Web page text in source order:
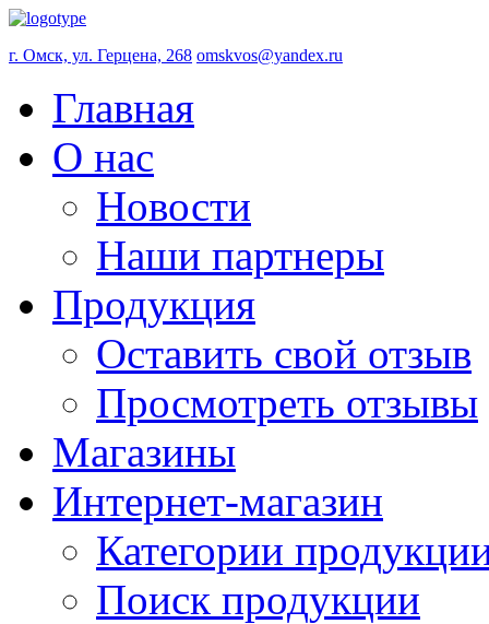
г. Омск, ул. Герцена, 268 omskvos@yandex.ru
Главная
О нас
Новости
Наши партнеры
Продукция
Оставить свой отзыв
Просмотреть отзывы
Магазины
Интернет-магазин
Категории
Поиск продукции